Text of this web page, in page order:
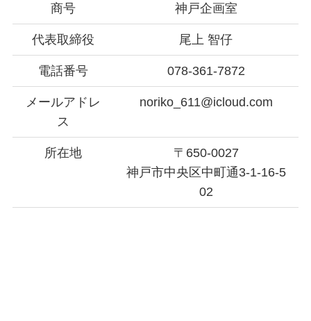
商号 神戸企画室
代表取締役 尾上 智仔
電話番号 078-361-7872
メールアドレ
ス
noriko_611@icloud.com
所在地
〒650-0027
神戸市中央区中町通3-1-16-5
02